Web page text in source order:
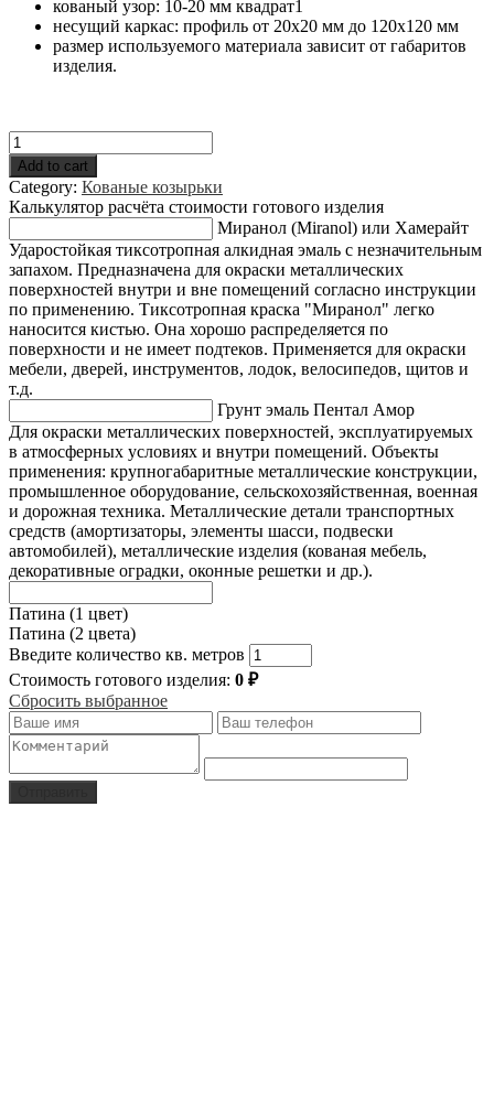
кованый узор: 10-20 мм квадрат1
несущий каркас: профиль от 20х20 мм до 120х120 мм
размер используемого материала зависит от габаритов
изделия.
Кованые
козырьки
(эскиз
№20)
quantity
Add to cart
Category: Кованые козырьки
Калькулятор расчёта стоимости готового изделия
Миранол (Miranol) или Хамерайт
Ударостойкая тиксотропная алкидная эмаль с незначительным
запахом. Предназначена для окраски металлических
поверхностей внутри и вне помещений согласно инструкции
по применению. Тиксотропная краска "Миранол" легко
наносится кистью. Она хорошо распределяется по
поверхности и не имеет подтеков. Применяется для окраски
мебели, дверей, инструментов, лодок, велосипедов, щитов и
т.д.
Грунт эмаль Пентал Амор
Для окраски металлических поверхностей, эксплуатируемых
в атмосферных условиях и внутри помещений. Объекты
применения: крупногабаритные металлические конструкции,
промышленное оборудование, сельскохозяйственная, военная
и дорожная техника. Металлические детали транспортных
средств (амортизаторы, элементы шасси, подвески
автомобилей), металлические изделия (кованая мебель,
декоративные оградки, оконные решетки и др.).
Патина (1 цвет)
Патина (2 цвета)
Введите количество кв. метров
Стоимость готового изделия: 0 ₽
Сбросить выбранное